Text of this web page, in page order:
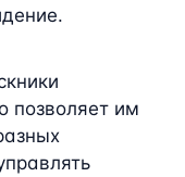
позволяет им